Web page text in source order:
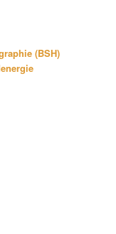
(BSH)